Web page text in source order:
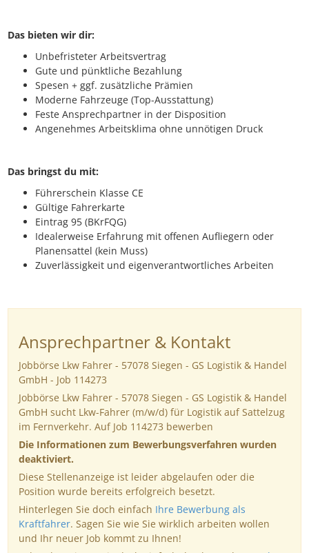
Das bieten wir dir:
Unbefristeter Arbeitsvertrag
Gute und pünktliche Bezahlung
Spesen + ggf. zusätzliche Prämien
Moderne Fahrzeuge (Top-Ausstattung)
Feste Ansprechpartner in der Disposition
Angenehmes Arbeitsklima ohne unnötigen Druck
Das bringst du mit:
Führerschein Klasse CE
Gültige Fahrerkarte
Eintrag 95 (BKrFQG)
Idealerweise Erfahrung mit offenen Aufliegern oder
Planensattel (kein Muss)
Zuverlässigkeit und eigenverantwortliches Arbeiten
Ansprechpartner & Kontakt
Jobbörse Lkw Fahrer - 57078 Siegen - GS Logistik & Handel
GmbH - Job 114273
Jobbörse Lkw Fahrer - 57078 Siegen - GS Logistik & Handel
GmbH sucht Lkw-Fahrer (m/w/d) für Logistik auf Sattelzug
im Fernverkehr. Auf Job 114273 bewerben
Die Informationen zum Bewerbungsverfahren wurden
deaktiviert.
Diese Stellenanzeige ist leider abgelaufen oder die
Position wurde bereits erfolgreich besetzt.
Hinterlegen Sie doch einfach Ihre Bewerbung als
Kraftfahrer. Sagen Sie wie Sie wirklich arbeiten wollen
und Ihr neuer Job kommt zu Ihnen!